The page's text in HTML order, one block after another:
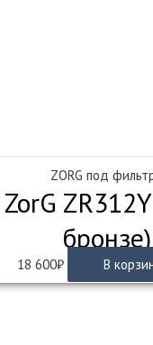
ZORG под
бронзе)
18 600₽ В